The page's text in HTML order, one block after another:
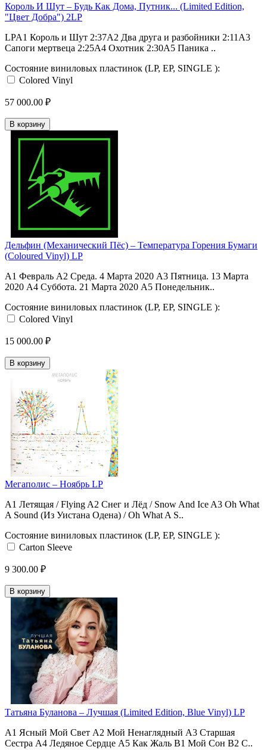
Король И Шут ‎– Будь Как Дома, Путник... (Limited Edition,
"Цвет Добра") 2LP
LPA1 Король и Шут 2:37A2 Два друга и разбойники 2:11A3
Сапоги мертвеца 2:25A4 Охотник 2:30A5 Паника ..
Состояние виниловых пластинок (LP, EP, SINGLE ):
Colored Vinyl
57 000.00 ₽
В корзину
Дельфин ‎(Механический Пёс) ‎– Температура Горения Бумаги
(Coloured Vinyl) LP
A1 Февраль A2 Среда. 4 Марта 2020 A3 Пятница. 13 Марта
2020 A4 Суббота. 21 Марта 2020 A5 Понедельник..
Состояние виниловых пластинок (LP, EP, SINGLE ):
Colored Vinyl
15 000.00 ₽
В корзину
Мегаполис ‎– Ноябрь LP
A1 Летящая / Flying A2 Снег и Лёд / Snow And Ice A3 Oh What
A Sound (Из Уистана Одена) / Oh What A S..
Состояние виниловых пластинок (LP, EP, SINGLE ):
Carton Sleeve
9 300.00 ₽
В корзину
Татьяна Буланова ‎– Лучшая (Limited Edition, Blue Vinyl) LP
A1 Ясный Мой Свет A2 Мой Ненаглядный A3 Старшая
Сестра A4 Ледяное Сердце A5 Как Жаль B1 Мой Сон B2 С..